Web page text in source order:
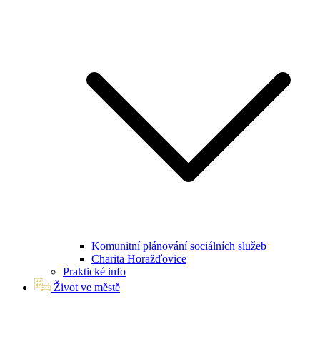
Komunitní plánování sociálních služeb
Charita Horažďovice
Praktické info
Život ve městě